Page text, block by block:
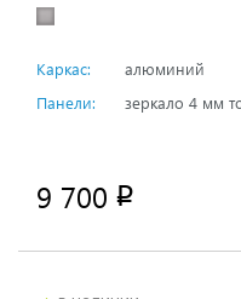
Каркас:
алюминий
Панели:
зеркало 4 мм
9 700 p